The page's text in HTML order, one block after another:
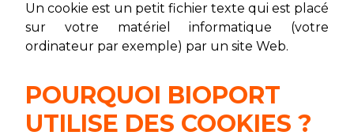
Un cookie est un petit fichier texte qui est placé
sur votre matériel informatique (votre
ordinateur par exemple) par un site Web.
POURQUOI BIOPORT
UTILISE DES COOKIES ?